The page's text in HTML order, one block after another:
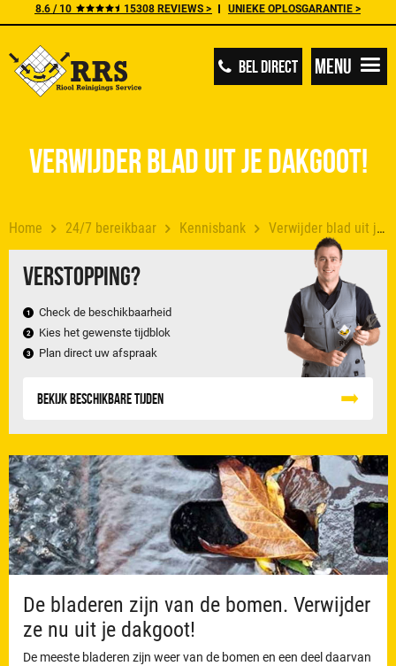
8.6 / 10 15308 REVIEWS > UNIEKE OPLOSGARANTIE >
BEL DIRECT Menu
Home 24/7 bereikbaar Kennisbank Verwijder blad uit je dakgoot!
Verstopping?
Check de beschikbaarheid
Kies het gewenste tijdblok
Plan direct uw afspraak
Bekijk beschikbare tijden
Verwijder blad uit je dakgoot!
De bladeren zijn van de bomen. Verwijder
ze nu uit je dakgoot!
De meeste bladeren zijn weer van de bomen en een deel daarvan